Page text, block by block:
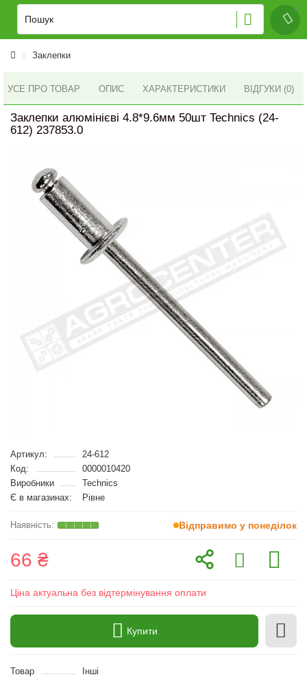
Заклепки
УСЕ ПРО ТОВАР ОПИС ХАРАКТЕРИСТИКИ ВІДГУКИ (0)
Заклепки алюмінієві 4.8*9.6мм 50шт Technics (24-
612) 237853.0
Артикул:
24-612
Код:
0000010420
Виробники
Technics
Є в магазинах:
Рівне
Відправимо у понеділок
66 ₴
Ціна актуальна без відтермінування оплати
Купити
Товар
Інші